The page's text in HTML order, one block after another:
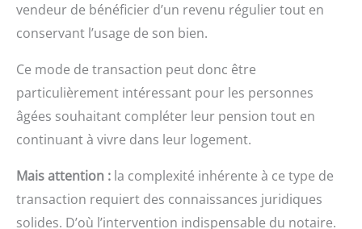
vendeur de bénéficier d’un revenu régulier tout en
conservant l’usage de son bien.
Ce mode de transaction peut donc être
particulièrement intéressant pour les personnes
âgées souhaitant compléter leur pension tout en
continuant à vivre dans leur logement.
Mais attention : la complexité inhérente à ce type de
transaction requiert des connaissances juridiques
solides. D’où l’intervention indispensable du notaire.